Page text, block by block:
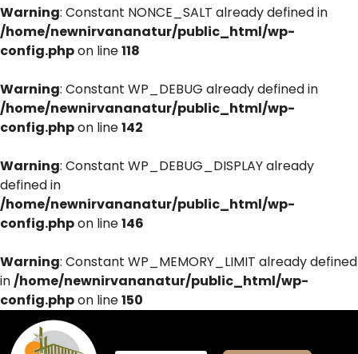
Warning: Constant NONCE_SALT already defined in
/home/newnirvananatur/public_html/wp-
config.phpon line118
Warning: Constant WP_DEBUG already defined in
/home/newnirvananatur/public_html/wp-
config.phpon line142
Warning: Constant WP_DEBUG_DISPLAY already
defined in
/home/newnirvananatur/public_html/wp-
config.phpon line146
Warning: Constant WP_MEMORY_LIMIT already defined
in/home/newnirvananatur/public_html/wp-
config.phpon line150